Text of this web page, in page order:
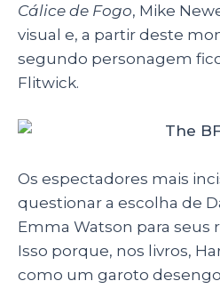
Cálice de Fogo, Mike
visual e, a partir deste
segundo personagem
Flitwick.
Os espectadores mais
questionar a escolha de
Emma Watson para seus
Isso porque, nos livros,
como um garoto